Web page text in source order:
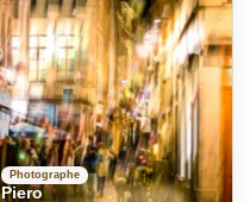
Photographe
Piero